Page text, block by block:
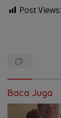
Post Views:
Baca Juga